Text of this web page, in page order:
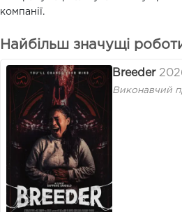
компанії.
Найбільш значущі
Breeder
Виконавчий